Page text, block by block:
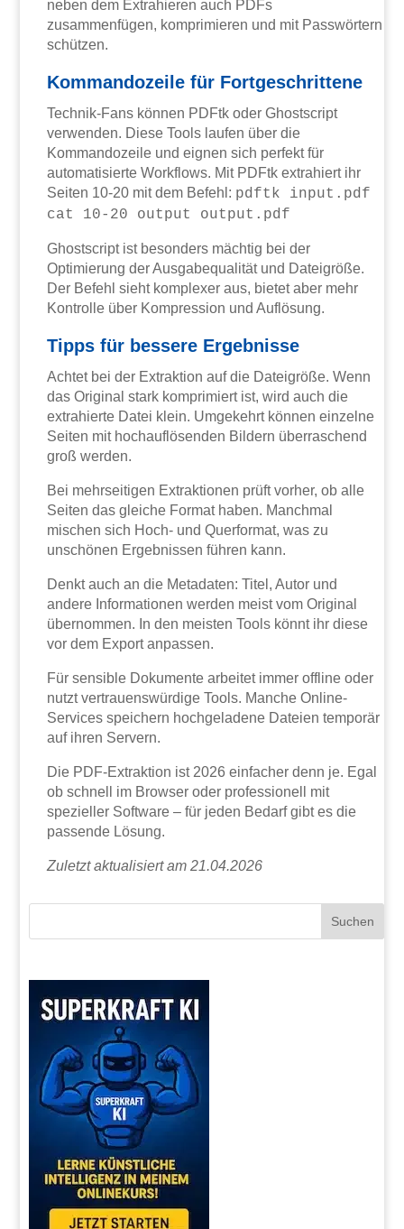
neben dem Extrahieren auch PDFs
zusammenfügen, komprimieren und mit Passwörtern
schützen.
Kommandozeile für Fortgeschrittene
Technik-Fans können PDFtk oder Ghostscript
verwenden. Diese Tools laufen über die
Kommandozeile und eignen sich perfekt für
automatisierte Workflows. Mit PDFtk extrahiert ihr
Seiten 10-20 mit dem Befehl: pdftk input.pdf
cat 10-20 output output.pdf
Ghostscript ist besonders mächtig bei der
Optimierung der Ausgabequalität und Dateigröße.
Der Befehl sieht komplexer aus, bietet aber mehr
Kontrolle über Kompression und Auflösung.
Tipps für bessere Ergebnisse
Achtet bei der Extraktion auf die Dateigröße. Wenn
das Original stark komprimiert ist, wird auch die
extrahierte Datei klein. Umgekehrt können einzelne
Seiten mit hochauflösenden Bildern überraschend
groß werden.
Bei mehrseitigen Extraktionen prüft vorher, ob alle
Seiten das gleiche Format haben. Manchmal
mischen sich Hoch- und Querformat, was zu
unschönen Ergebnissen führen kann.
Denkt auch an die Metadaten: Titel, Autor und
andere Informationen werden meist vom Original
übernommen. In den meisten Tools könnt ihr diese
vor dem Export anpassen.
Für sensible Dokumente arbeitet immer offline oder
nutzt vertrauenswürdige Tools. Manche Online-
Services speichern hochgeladene Dateien temporär
auf ihren Servern.
Die PDF-Extraktion ist 2026 einfacher denn je. Egal
ob schnell im Browser oder professionell mit
spezieller Software – für jeden Bedarf gibt es die
passende Lösung.
Zuletzt aktualisiert am 21.04.2026